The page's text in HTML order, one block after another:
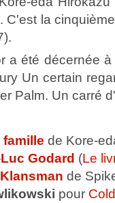
C'est la
a été décernée
Un certain
Palm. Un carré
famille de Kore-
Godard (Le
de
pour